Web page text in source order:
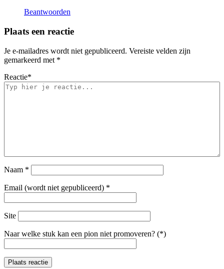
Beantwoorden
Plaats een reactie
Je e-mailadres wordt niet gepubliceerd. Vereiste velden zijn
gemarkeerd met *
Reactie*
Naam *
Email (wordt niet gepubliceerd) *
Site
Naar welke stuk kan een pion niet promoveren? (*)